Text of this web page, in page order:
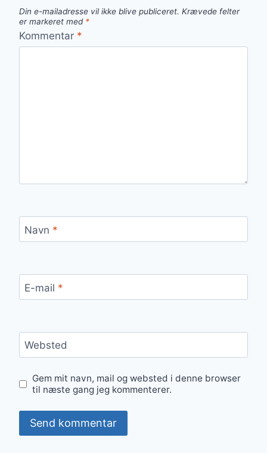
Din e-mailadresse vil ikke blive publiceret. Krævede felter
er markeret med *
Kommentar *
Navn *
E-mail *
Websted
Gem mit navn, mail og websted i denne browser
til næste gang jeg kommenterer.